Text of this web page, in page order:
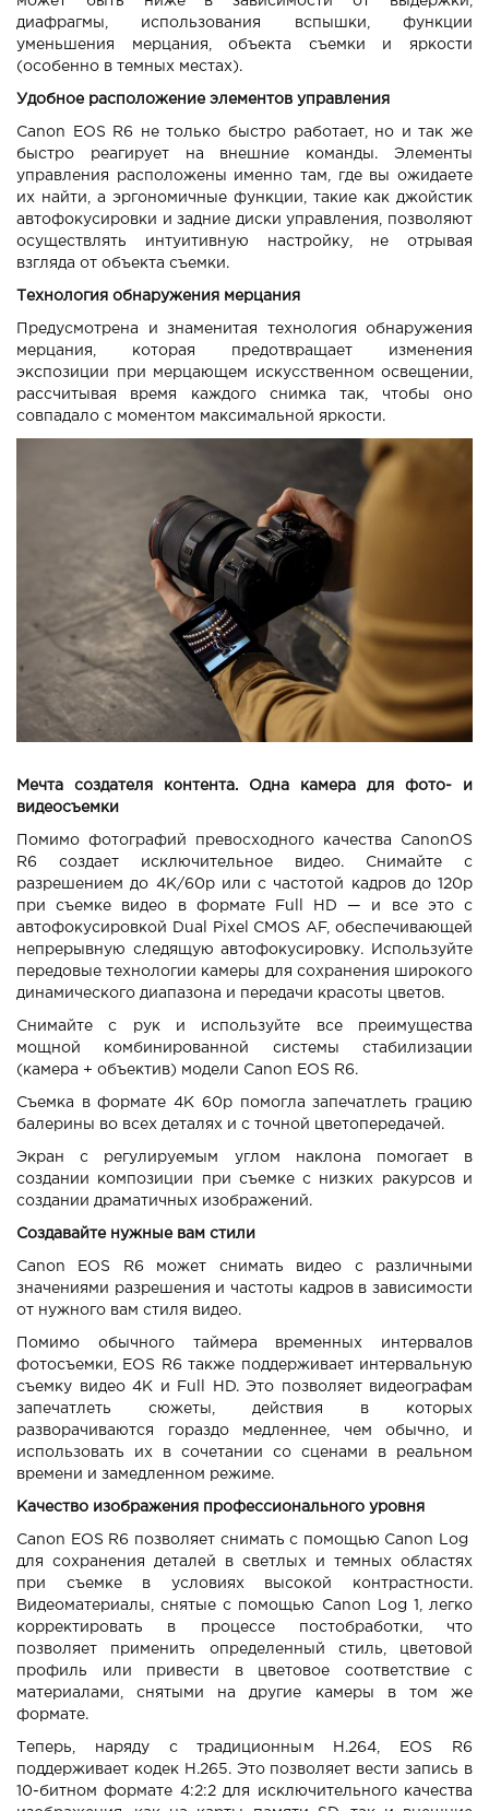
диафрагмы, использования вспышки, функции
уменьшения мерцания, объекта съемки и яркости
(особенно в темных местах).
Удобное расположение элементов управления
Canon EOS R6 не только быстро работает, но и так же
быстро реагирует на внешние команды. Элементы
управления расположены именно там, где вы ожидаете
их найти, а эргономичные функции, такие как джойстик
автофокусировки и задние диски управления, позволяют
осуществлять интуитивную настройку, не отрывая
взгляда от объекта съемки.
Технология обнаружения мерцания
Предусмотрена и знаменитая технология обнаружения
мерцания, которая предотвращает изменения
экспозиции при мерцающем искусственном освещении,
рассчитывая время каждого снимка так, чтобы оно
совпадало с моментом максимальной яркости.
Мечта создателя контента. Одна камера для фото- и
видеосъемки
Помимо фотографий превосходного качества CanonOS
R6 создает исключительное видео. Снимайте с
разрешением до 4K/60p или с частотой кадров до 120p
при съемке видео в формате Full HD — и все это с
автофокусировкой Dual Pixel CMOS AF, обеспечивающей
непрерывную следящую автофокусировку. Используйте
передовые технологии камеры для сохранения широкого
динамического диапазона и передачи красоты цветов.
Снимайте с рук и используйте все преимущества
мощной комбинированной системы стабилизации
(камера + объектив) модели Canon EOS R6.
Съемка в формате 4K 60p помогла запечатлеть грацию
балерины во всех деталях и с точной цветопередачей.
Экран с регулируемым углом наклона помогает в
создании композиции при съемке с низких ракурсов и
создании драматичных изображений.
Создавайте нужные вам стили
Canon EOS R6 может снимать видео с различными
значениями разрешения и частоты кадров в зависимости
от нужного вам стиля видео.
Помимо обычного таймера временных интервалов
фотосъемки, EOS R6 также поддерживает интервальную
съемку видео 4K и Full HD. Это позволяет видеографам
запечатлеть сюжеты, действия в которых
разворачиваются гораздо медленнее, чем обычно, и
использовать их в сочетании со сценами в реальном
времени и замедленном режиме.
Качество изображения профессионального уровня
Canon EOS R6 позволяет снимать с помощью Canon Log
для сохранения деталей в светлых и темных областях
при съемке в условиях высокой контрастности.
Видеоматериалы, снятые с помощью Canon Log 1, легко
корректировать в процессе постобработки, что
позволяет применить определенный стиль, цветовой
профиль или привести в цветовое соответствие с
материалами, снятыми на другие камеры в том же
формате.
Теперь, наряду с традиционным H.264, EOS R6
поддерживает кодек H.265. Это позволяет вести запись в
10-битном формате 4:2:2 для исключительного качества